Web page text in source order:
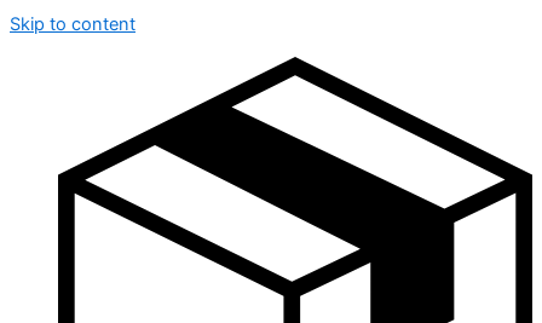
Skip to content